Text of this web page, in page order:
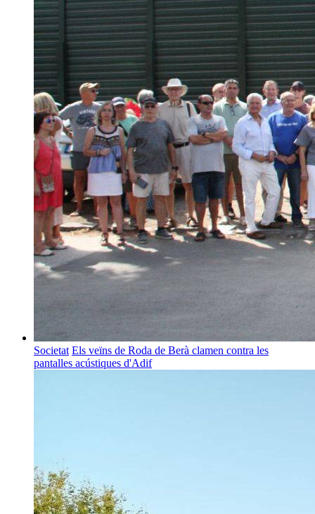
Societat Els veïns de Roda de Berà clamen contra les
pantalles acústiques d'Adif